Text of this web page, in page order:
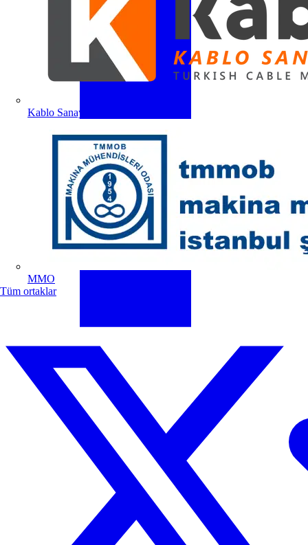
Kablo Sanayicileri Derneği
MMO
Tüm ortaklar